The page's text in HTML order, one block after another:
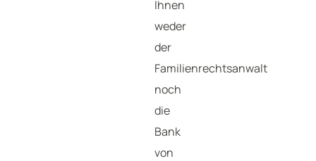
Ihnen
weder
der
Familienrechtsanwalt
noch
die
Bank
von